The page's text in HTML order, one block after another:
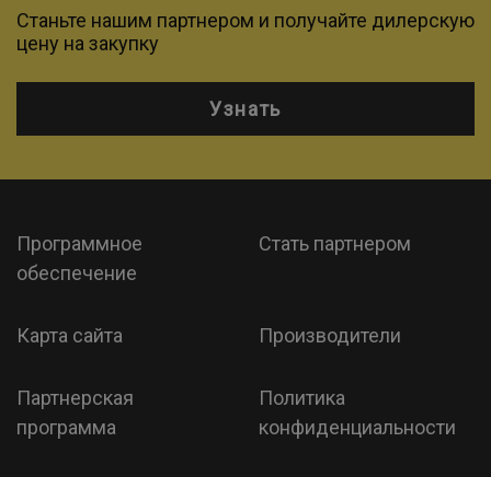
Станьте нашим партнером и получайте дилерскую
цену на закупку
Узнать
Программное
обеспечение
Стать партнером
Карта сайта Производители
Партнерская
программа
Политика
конфиденциальности